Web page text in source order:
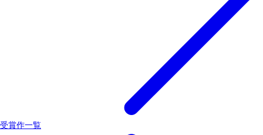
受賞作一覧